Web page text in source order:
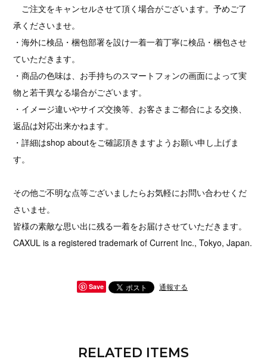
ご注文をキャンセルさせて頂く場合がございます。予めご了
承くださいませ。
・海外に検品・梱包部署を設け一着一着丁寧に検品・梱包させ
ていただきます。
・商品の色味は、お手持ちのスマートフォンの画面によって実
物と若干異なる場合がございます。
・イメージ違いやサイズ交換等、お客さまご都合による交換、
返品は対応出来かねます。
・詳細はshop aboutをご確認頂きますようお願い申し上げま
す。
その他ご不明な点等ございましたらお気軽にお問い合わせくだ
さいませ。
皆様の素敵な思い出に残る一着をお届けさせていただきます。
CAXUL is a registered trademark of Current Inc., Tokyo, Japan.
Save 通報する
RELATED ITEMS